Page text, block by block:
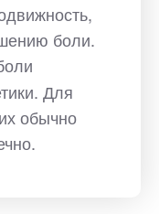
боли.
Для
обычно